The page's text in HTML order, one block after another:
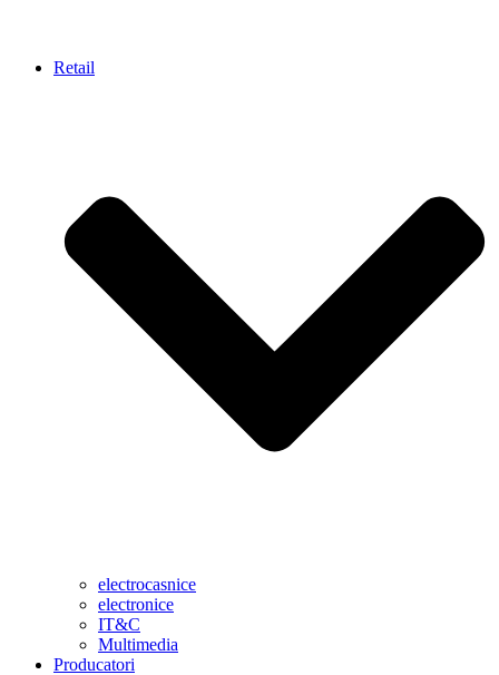
Retail
electrocasnice
electronice
IT&C
Multimedia
Producatori